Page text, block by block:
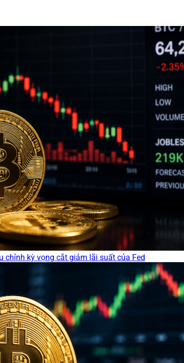
chỉnh kỳ vọng cắt giảm lãi suất của Fed